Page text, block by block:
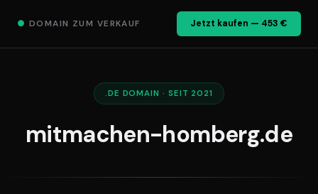
● DOMAIN ZUM VERKAUF Jetzt kaufen — 453 €
.DE DOMAIN · SEIT 2021
mitmachen-homberg.de